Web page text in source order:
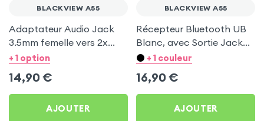
BLACKVIEW A55
Adaptateur Audio Jack
3.5mm femelle vers 2x
Jack 3.5mm mâle, LinQ
+ 1 option
14,90 €
AJOUTER
BLACKVIEW A55
Récepteur Bluetooth UB
Blanc, avec Sortie Jack
LinQ pour Blackview A55
+ 1 couleur
16,90 €
AJOUTER